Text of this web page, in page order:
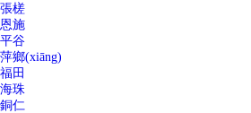
張槎
恩施
平谷
萍鄉(xiāng)
福田
海珠
銅仁